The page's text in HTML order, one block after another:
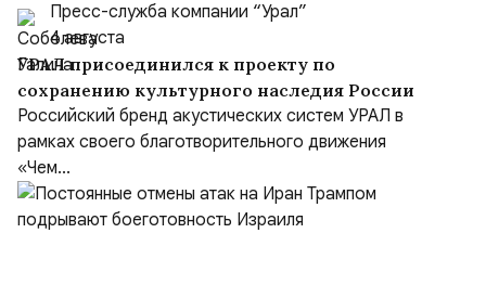
Пресс-служба компании “Урал”
4 августа
УРАЛ присоединился к проекту по
сохранению культурного наследия России
Российский бренд акустических систем УРАЛ в
рамках своего благотворительного движения
«Чем...